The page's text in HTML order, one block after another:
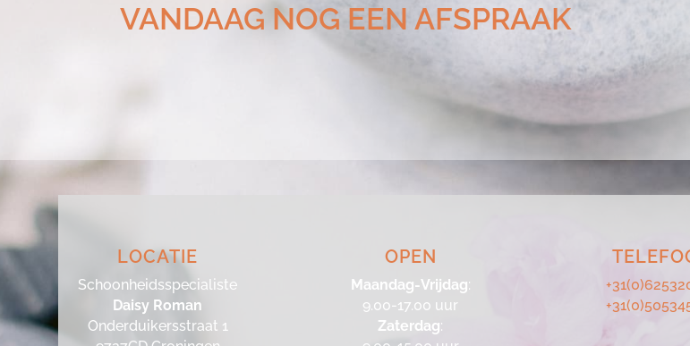
VANDAAG NOG EEN AFSPRAAK
LOCATIE
Schoonheidsspecialiste
Daisy Roman
Onderduikersstraat 1
OPEN
Maandag-Vrijdag:
9.00-17.00 uur
Zaterdag: